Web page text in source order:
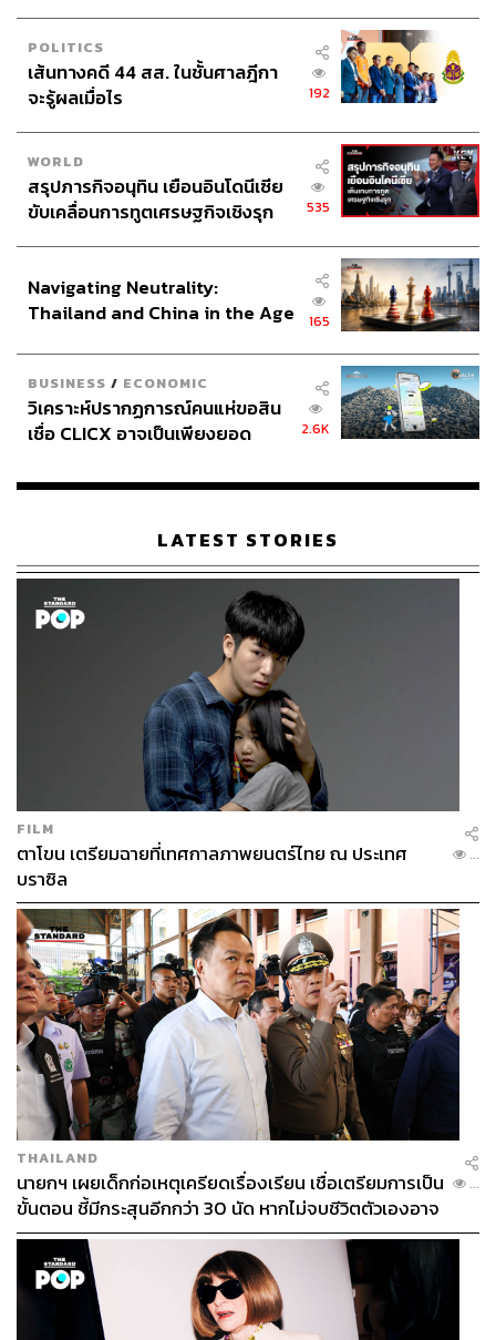
POLITICS
เส้นทางคดี 44 สส. ในชั้นศาลฎีกา
จะรู้ผลเมื่อไร
192
WORLD
สรุปภารกิจอนุทิน เยือนอินโดนีเซีย
ขับเคลื่อนการทูตเศรษฐกิจเชิงรุก
535
Navigating Neutrality:
Thailand and China in the Age
165
BUSINESS / ECONOMIC
วิเคราะห์ปรากฏการณ์คนแห่ขอสิน
เชื่อ CLICX อาจเป็นเพียงยอด
เรือนไทยที่ถูกซุกไว้
2.6K
LATEST STORIES
FILM
ตาโขน เตรียมฉายที่เทศกาลภาพยนตร์ไทย ณ ประเทศ
บราซิล
...
THAILAND
นายกฯ เผยเด็กก่อเหตุเครียดเรื่องเรียน เชื่อเตรียมการเป็น
ขั้นตอน ชี้มีกระสุนอีกกว่า 30 นัด หากไม่จบชีวิตตัวเองอาจ
สูญเสียเพิ่ม
...